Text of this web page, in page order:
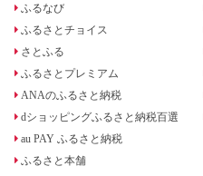
ふるなび
ふるさとチョイス
さとふる
ふるさとプレミアム
ANAのふるさと納税
dショッピングふるさと納税百選
au PAY ふるさと納税
ふるさと本舗